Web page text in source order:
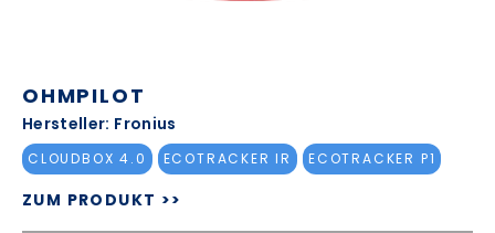
OHMPILOT
Hersteller: Fronius
CLOUDBOX 4.0 ECOTRACKER IR ECOTRACKER P1
ZUM PRODUKT >>